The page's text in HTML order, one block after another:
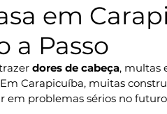
em
a Passo
dores de cabeça, multas
Carapicuíba, muitas
em problemas sérios no